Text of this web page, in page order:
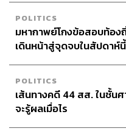
หากพบเห็นผู้กระทำความ
หมายเลขโทรศัพท์ 191 หรื
บัญชาการตำรวจนครบาล
TAGS: มหาวิทยาลัยรามคำแ
เลือกตั้ง 2566
โชคชัย งามวงศ์
ก
กองบัญชาการตำรวจ
POLITICS
มหากาพย์โกงข้อสอบท้อง
เดินหน้าสู่จุดจบในสัปดาห์นี้
POLITICS
เส้นทางคดี 44 สส. ในชั้น
จะรู้ผลเมื่อไร